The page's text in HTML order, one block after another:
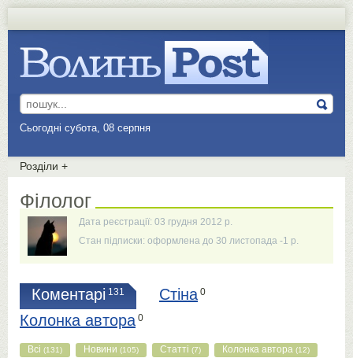
Сьогодні субота, 08 серпня
Розділи +
Філолог
Дата реєстрації: 03 грудня 2012 р.
Стан підписки: оформлена до 30 листопада -1 р.
Коментарі 131 Стіна 0
Колонка автора 0
Всі (131) Новини (105) Статті (7) Колонка автора (12)